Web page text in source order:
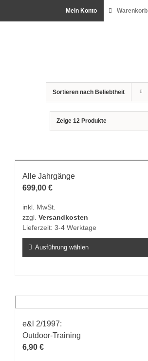
Mein Konto Warenkorb
Sortieren nach Beliebtheit
Zeige 12 Produkte
Alle Jahrgänge
699,00 €
inkl. MwSt.
zzgl. Versandkosten
Lieferzeit: 3-4 Werktage
Ausführung wählen
Varianten
auf.
Die
Optionen
e&l 2/1997:
Outdoor-Training
6,90 €